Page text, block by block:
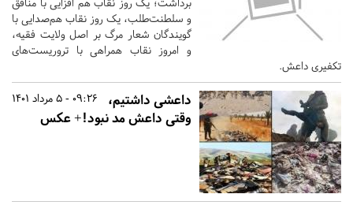
و سلطنت‌طلب، یک روز نقاب هم‌صدایی با
گویندگان شعار مرگ بر اصل ولایت فقیه،
و امروز نقاب همراهی با تروریست‌های
تکفیری داعش.
09:26 - 5 مرداد 1401
داعشی داشتیم،
وقتی داعش مد نبود!+ عکس